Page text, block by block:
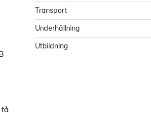
Transport
Underhållning
Utbildning